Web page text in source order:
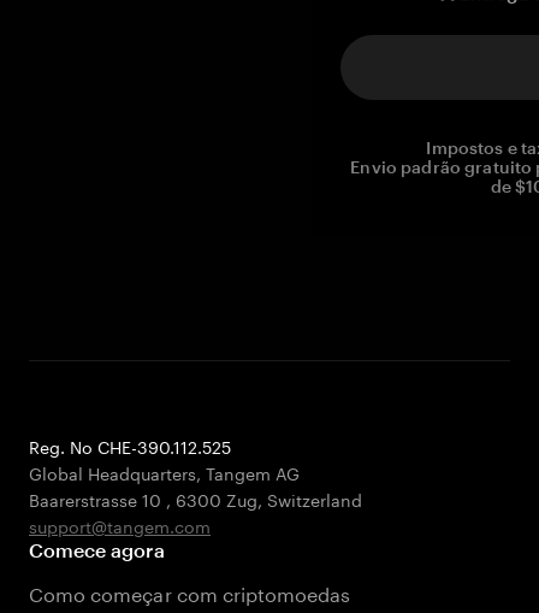
Impostos e
Envio padrão gratuito
de
Reg. No CHE-390.112.525
Global Headquarters, Tangem AG
Baarerstrasse 10 , 6300 Zug, Switzerland
support@tangem.com
Comece agora
Como começar com criptomoedas